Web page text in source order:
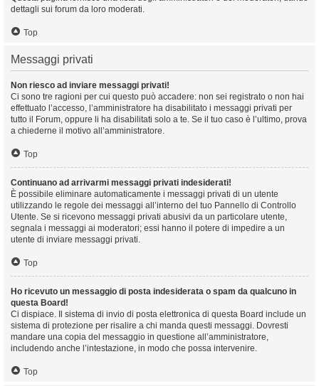
dettagli sui forum da loro moderati.
Top
Messaggi privati
Non riesco ad inviare messaggi privati!
Ci sono tre ragioni per cui questo può accadere: non sei registrato o non hai
effettuato l’accesso, l’amministratore ha disabilitato i messaggi privati per
tutto il Forum, oppure li ha disabilitati solo a te. Se il tuo caso è l’ultimo, prova
a chiederne il motivo all’amministratore.
Top
Continuano ad arrivarmi messaggi privati indesiderati!
È possibile eliminare automaticamente i messaggi privati ​​di un utente
utilizzando le regole dei messaggi all’interno del tuo Pannello di Controllo
Utente. Se si ricevono messaggi privati ​​abusivi da un particolare utente,
segnala i messaggi ai moderatori; essi hanno il potere di impedire a un
utente di inviare messaggi privati​​.
Top
Ho ricevuto un messaggio di posta indesiderata o spam da qualcuno in
questa Board!
Ci dispiace. Il sistema di invio di posta elettronica di questa Board include un
sistema di protezione per risalire a chi manda questi messaggi. Dovresti
mandare una copia del messaggio in questione all’amministratore,
includendo anche l’intestazione, in modo che possa intervenire.
Top